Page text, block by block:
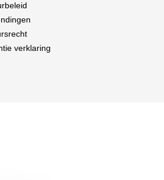
verklaring